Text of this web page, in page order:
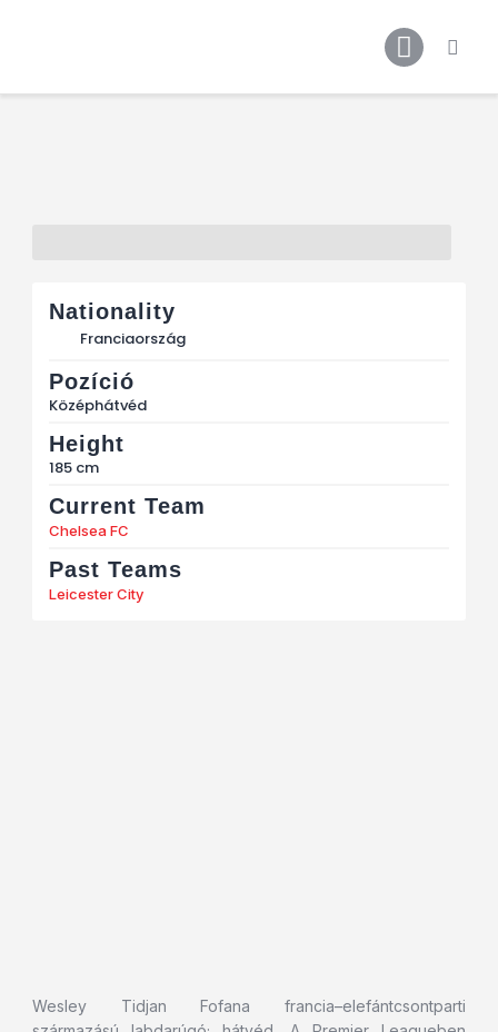
Nationality
Franciaország
Pozíció
Középhátvéd
Height
185 cm
Current Team
Chelsea FC
Past Teams
Leicester City
Wesley Tidjan Fofana francia–elefántcsontparti